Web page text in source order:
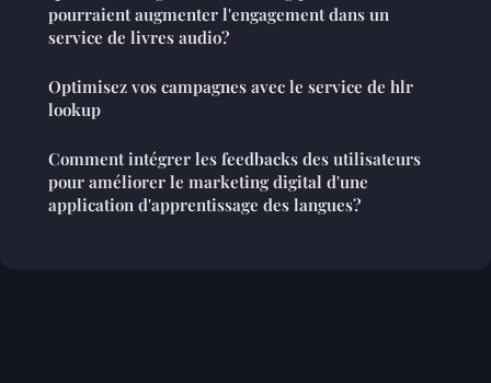
pourraient augmenter l'engagement dans un
service de livres audio?
Optimisez vos campagnes avec le service de hlr
lookup
Comment intégrer les feedbacks des utilisateurs
pour améliorer le marketing digital d'une
application d'apprentissage des langues?